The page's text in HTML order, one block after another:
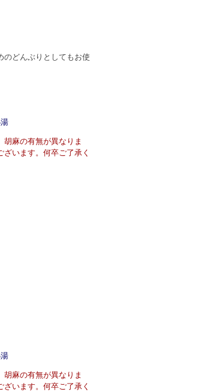
のどんぶりとしてもお使
麻の有無が異なりま
います。何卒ご了承く
麻の有無が異なりま
います。何卒ご了承く